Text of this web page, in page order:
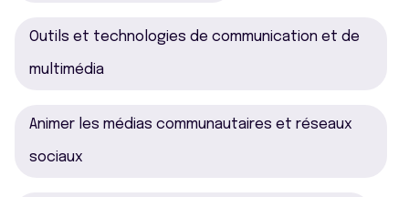
Outils et technologies de communication et de
multimédia
Animer les médias communautaires et réseaux
sociaux